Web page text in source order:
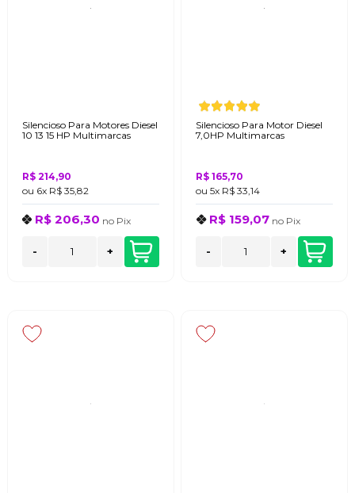
Silencioso Para Motores Diesel
10 13 15 HP Multimarcas
R$ 214,90
ou 6x R$ 35,82
R$ 206,30 no Pix
- +
Silencioso Para Motor Diesel
7,0HP Multimarcas
R$ 165,70
ou 5x R$ 33,14
R$ 159,07 no Pix
- +